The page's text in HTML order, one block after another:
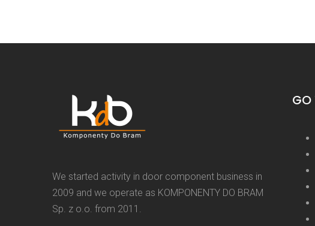
We started activity in door component business in
2009 and we operate as KOMPONENTY DO BRAM
Sp. z o.o. from 2011.
GO